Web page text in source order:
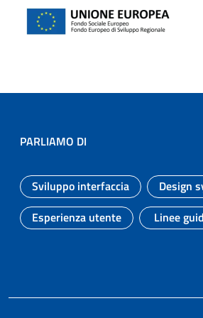
PARLIAMO DI
Argomento:
Sviluppo interfaccia Design
Argomento:
Esperienza utente Linee